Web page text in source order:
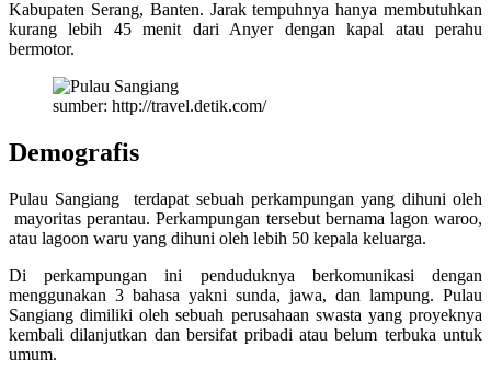
Kabupaten Serang, Banten. Jarak tempuhnya hanya membutuhkan
kurang lebih 45 menit dari Anyer dengan kapal atau perahu
bermotor.
sumber: http://travel.detik.com/
Demografis
Pulau Sangiang terdapat sebuah perkampungan yang dihuni oleh
mayoritas perantau. Perkampungan tersebut bernama lagon waroo,
atau lagoon waru yang dihuni oleh lebih 50 kepala keluarga.
Di perkampungan ini penduduknya berkomunikasi dengan
menggunakan 3 bahasa yakni sunda, jawa, dan lampung. Pulau
Sangiang dimiliki oleh sebuah perusahaan swasta yang proyeknya
kembali dilanjutkan dan bersifat pribadi atau belum terbuka untuk
umum.